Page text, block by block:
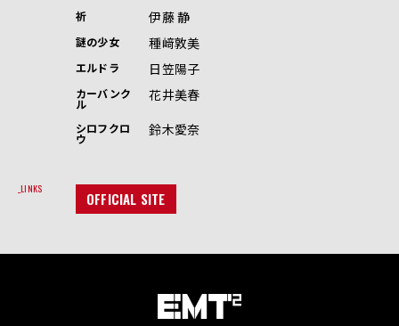
祈 伊藤 静
謎の少女 種﨑敦美
エルドラ 日笠陽子
カーバンク
ル
花井美春
シロフクロ
ウ
鈴木愛奈
LINKS
OFFICIAL SITE